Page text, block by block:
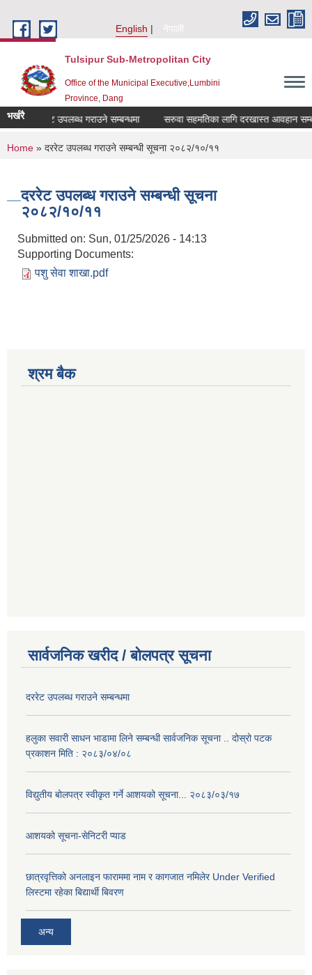
English
नेपाली
Tulsipur Sub-Metropolitan City
Office of the Municipal Executive,Lumbini
Province, Dang
भर्खरै दररेट उपलब्ध गराउने सम्बन्धमा सरुवा सहमतिका लागि दरखास्त आवहान
You are here
Home » दररेट उपलब्ध गराउने सम्बन्धी सूचना २०८२/१०/११
दररेट उपलब्ध गराउने सम्बन्धी सूचना
२०८२/१०/११
Submitted on: Sun, 01/25/2026 - 14:13
Supporting Documents:
पशु सेवा शाखा.pdf
श्रम बैक
सार्वजनिक खरीद / बोलपत्र सूचना
दररेट उपलब्ध गराउने सम्बन्धमा
हलुका सवारी साधन भाडामा लिने सम्बन्धी सार्वजनिक सूचना .. दोस्रो पटक
प्रकाशन मिति : २०८३/०४/०८
विद्युतीय बोलपत्र स्वीकृत गर्ने आशयको सूचना... २०८३/०३/१७
आशयको सूचना-सेनिटरी प्याड
छात्रवृत्तिको अनलाइन फाराममा नाम र कागजात नमिलेर Under Verified
लिस्टमा रहेका बिद्यार्थी बिवरण
अन्य